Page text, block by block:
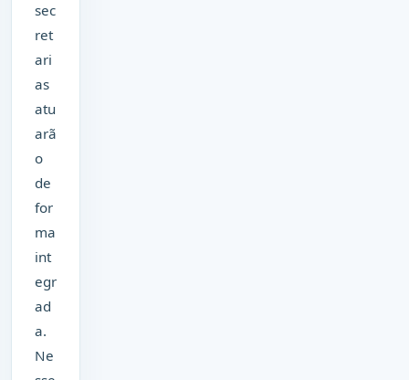
sec
ret
ari
as
atu
arã
o
de
for
ma
int
egr
ad
a.
Ne